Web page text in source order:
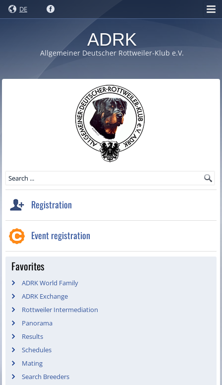
DE
ADRK
Allgemeiner Deutscher Rottweiler-Klub e.V.
Registration
Event registration
Favorites
ADRK World Family
ADRK Exchange
Rottweiler Intermediation
Panorama
Results
Schedules
Mating
Search Breeders